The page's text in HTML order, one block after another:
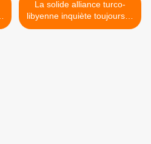
La solide alliance turco-
libyenne inquiète toujours la
France (étude) >